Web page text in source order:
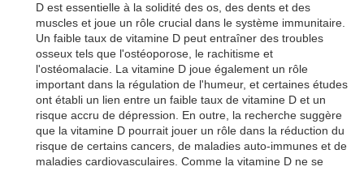
D est essentielle à la solidité des os, des dents et des
muscles et joue un rôle crucial dans le système immunitaire.
Un faible taux de vitamine D peut entraîner des troubles
osseux tels que l'ostéoporose, le rachitisme et
l'ostéomalacie. La vitamine D joue également un rôle
important dans la régulation de l'humeur, et certaines études
ont établi un lien entre un faible taux de vitamine D et un
risque accru de dépression. En outre, la recherche suggère
que la vitamine D pourrait jouer un rôle dans la réduction du
risque de certains cancers, de maladies auto-immunes et de
maladies cardiovasculaires. Comme la vitamine D ne se